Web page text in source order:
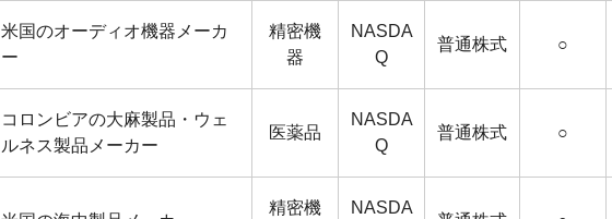
米国のオーディオ機器メーカ
ー
精密機
器
NASDA
Q
普通株式 ○
コロンビアの大麻製品・ウェ
ルネス製品メーカー
医薬品
NASDA
Q
普通株式 ○
精密機 NASDA